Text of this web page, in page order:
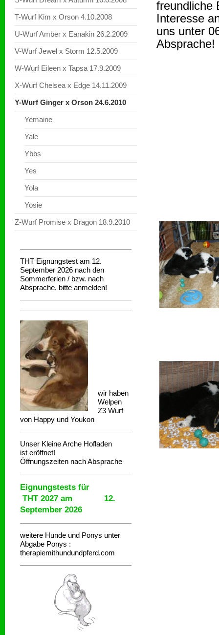
T-Wurf Kim x Orson 4.10.2008
U-Wurf Amber x Eanakin 26.2.2009
V-Wurf Jewel x Storm 12.5.2009
W-Wurf Eileen x Tapsa 17.9.2009
X-Wurf Chelsea x Edge 14.11.2009
Y-Wurf Ginger x Orson 24.6.2010
Yemaine
Yale
Ybbs
Yes
Yola
Yosie
Z-Wurf Promise x Dragon 18.9.2010
THT Eignungstest am 12.
September 2026 nach den
Sommerferien / bzw. nach
Absprache, bitte anmelden!
wir haben
Welpen
Z3 Wurf
von Happy und Youkon
Unser Kleine Arche Hofladen
ist eröffnet!
Öffnungszeiten nach Absprache
Eignungstests für
THT 2027 am 12.
September 2026
weitere Hunde und Ponys unter
Abgabe Ponys :
therapiemithundundpferd.com
freundliche
Interesse
uns unter
Absprache!